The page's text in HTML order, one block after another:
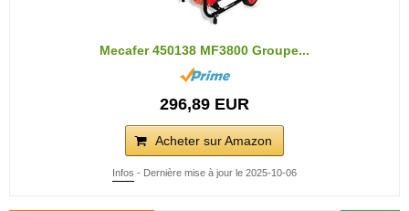
Mecafer 450138 MF3800 Groupe...
296,89 EUR
Acheter sur Amazon
Infos - Dernière mise à jour le 2025-10-06